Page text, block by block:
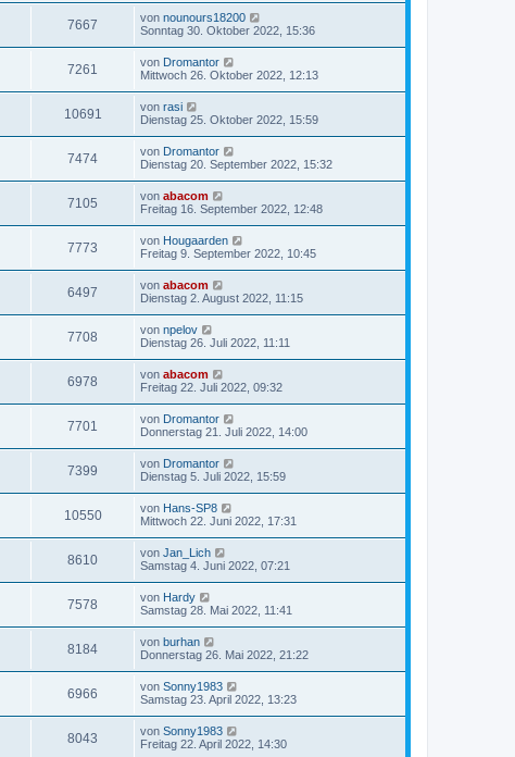
7667 von nounours18200
Sonntag 30. Oktober 2022, 15:36
7261 von Dromantor
Mittwoch 26. Oktober 2022, 12:13
10691 von rasi
Dienstag 25. Oktober 2022, 15:59
7474 von Dromantor
Dienstag 20. September 2022, 15:32
7105 von abacom
Freitag 16. September 2022, 12:48
7773 von Hougaarden
Freitag 9. September 2022, 10:45
6497 von abacom
Dienstag 2. August 2022, 11:15
7708 von npelov
Dienstag 26. Juli 2022, 11:11
6978 von abacom
Freitag 22. Juli 2022, 09:32
7701 von Dromantor
Donnerstag 21. Juli 2022, 14:00
7399 von Dromantor
Dienstag 5. Juli 2022, 15:59
10550 von Hans-SP8
Mittwoch 22. Juni 2022, 17:31
8610 von Jan_Lich
Samstag 4. Juni 2022, 07:21
7578 von Hardy
Samstag 28. Mai 2022, 11:41
8184 von burhan
Donnerstag 26. Mai 2022, 21:22
6966 von Sonny1983
Samstag 23. April 2022, 13:23
8043 von Sonny1983
Freitag 22. April 2022, 14:30